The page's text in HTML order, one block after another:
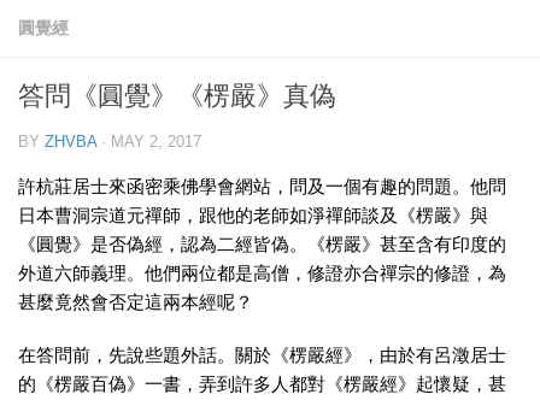
佛學叢書
大中觀系列
甯瑪派叢書
佛家經論導讀叢書
談錫永作品集 活動資訊
聯絡我們
English
圓覺經
答問《圓覺》《楞嚴》真偽
BY ZHVBA· MAY 2, 2017
許杭莊居士來函密乘佛學會網站，問及一個有趣的問題。他問
日本曹洞宗道元禪師，跟他的老師如淨禪師談及《楞嚴》與
《圓覺》是否偽經，認為二經皆偽。《楞嚴》甚至含有印度的
外道六師義理。他們兩位都是高僧，修證亦合禪宗的修證，為
甚麼竟然會否定這兩本經呢？
在答問前，先說些題外話。關於《楞嚴經》，由於有呂澂居士
的《楞嚴百偽》一書，弄到許多人都對《楞嚴經》起懷疑，甚